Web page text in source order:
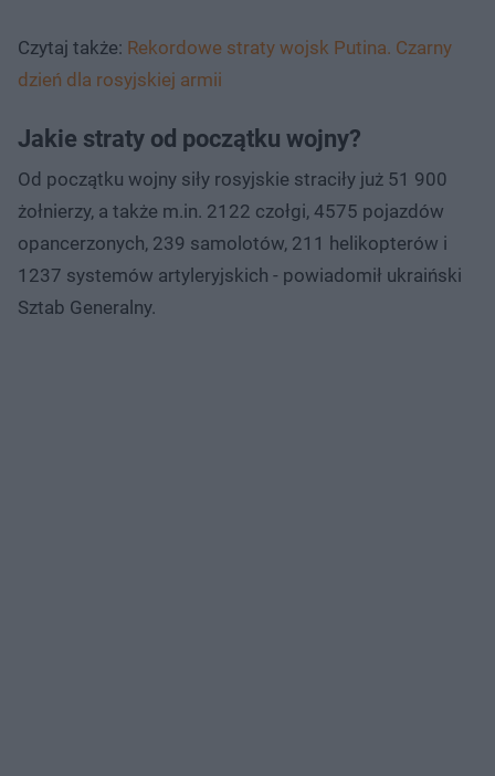
Czytaj także: Rekordowe straty wojsk Putina. Czarny
dzień dla rosyjskiej armii
Jakie straty od początku wojny?
Od początku wojny siły rosyjskie straciły już 51 900
żołnierzy, a także m.in. 2122 czołgi, 4575 pojazdów
opancerzonych, 239 samolotów, 211 helikopterów i
1237 systemów artyleryjskich - powiadomił ukraiński
Sztab Generalny.